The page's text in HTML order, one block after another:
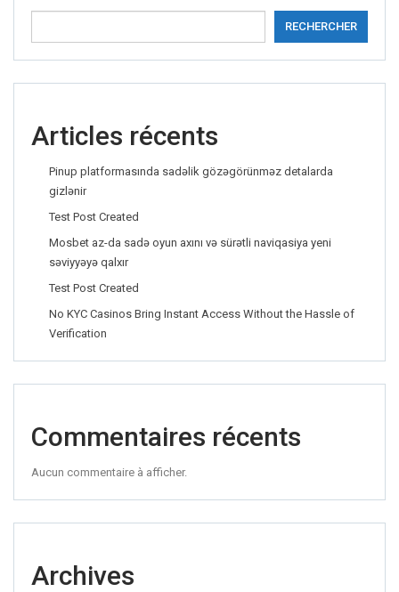
RECHERCHER
Articles récents
Pinup platformasında sadəlik gözəgörünməz detalarda
gizlənir
Test Post Created
Mosbet az-da sadə oyun axını və sürətli naviqasiya yeni
səviyyəyə qalxır
Test Post Created
No KYC Casinos Bring Instant Access Without the Hassle of
Verification
Commentaires récents
Aucun commentaire à afficher.
Archives